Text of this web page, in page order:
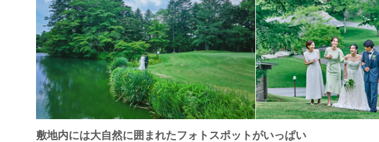
敷地内には大自然に囲まれたフォトスポットがいっぱい